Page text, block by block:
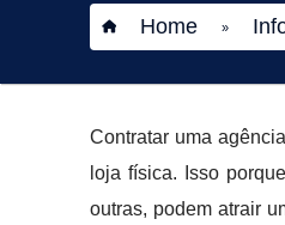
Home »
Contratar uma
loja física. Isso
outras, podem atrair